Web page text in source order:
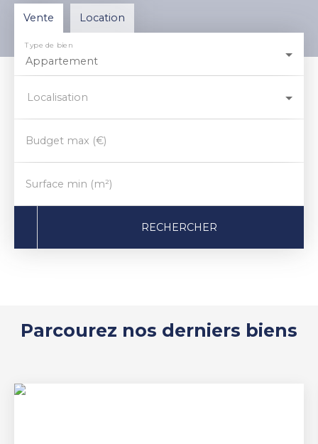
Vente Location
Appartement
Type de bien
Localisation
Budget max (€)
Surface min (m²)
RECHERCHER
Parcourez nos derniers biens